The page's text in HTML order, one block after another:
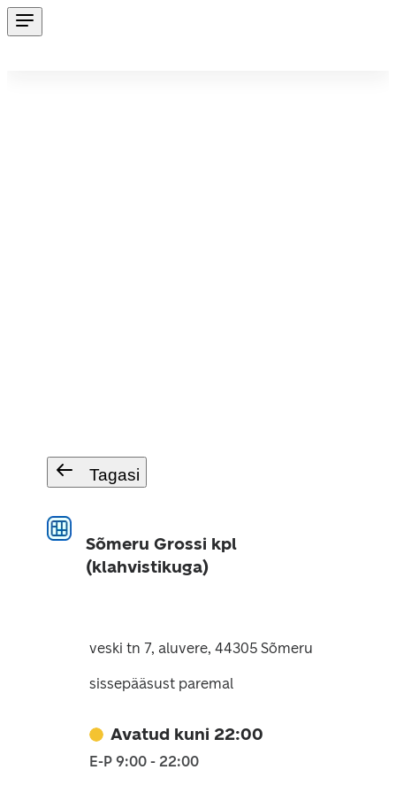
Tagasi
Sõmeru Grossi kpl
(klahvistikuga)
veski tn 7, aluvere, 44305 Sõmeru
sissepääsust paremal
Avatud kuni 22:00
E-P 9:00 - 22:00